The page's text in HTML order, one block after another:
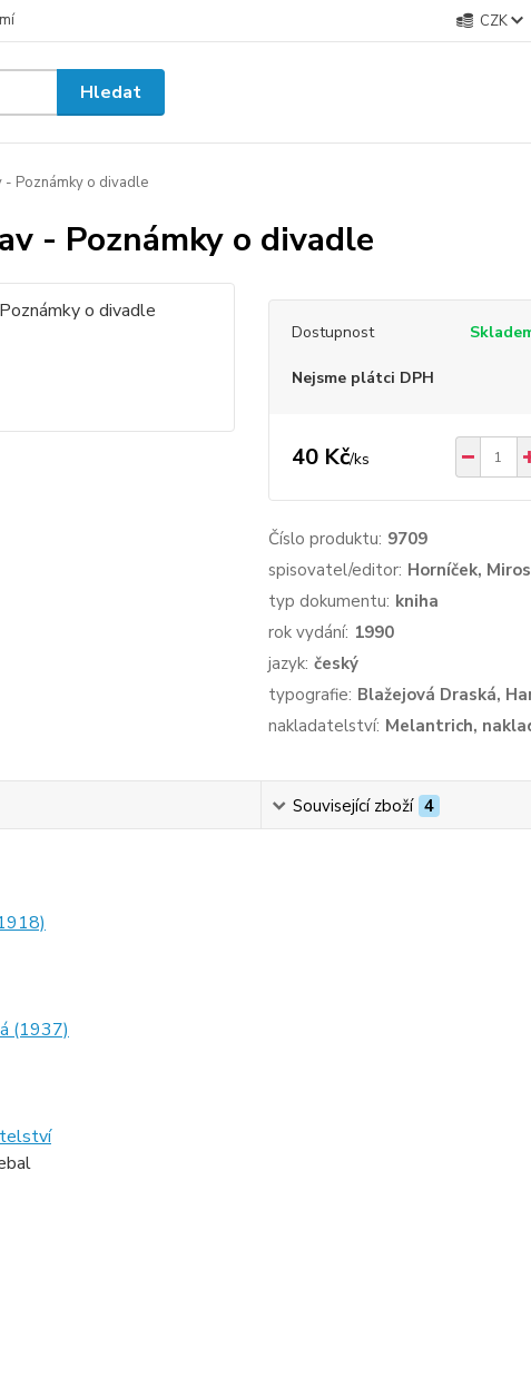
CZK
Hledat
- Poznámky o divadle
- Poznámky o divadle
Dostupnost
Nejsme plátci DPH
40 Kč/ks
Číslo produktu: 9709
spisovatel/editor: Horníček,
typ dokumentu: kniha
rok vydání: 1990
jazyk: český
typografie: Blažejová Draská,
nakladatelství: Melantrich,
Související zboží 4
(1937)